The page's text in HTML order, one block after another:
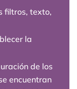
filtros, texto,
la
de los
encuentran